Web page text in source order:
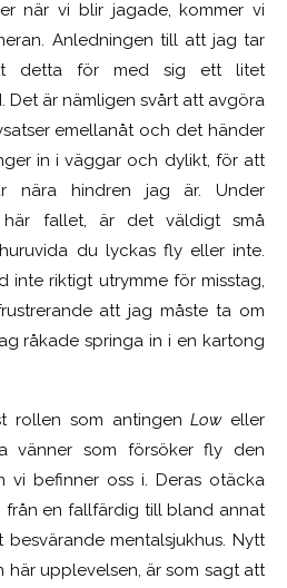
när vi blir jagade, kommer vi
Anledningen till att jag tar
detta för med sig ett litet
Det är nämligen svårt att avgöra
emellanåt och det händer
in i väggar och dylikt, för att
nära hindren jag är. Under
här fallet, är det väldigt små
du lyckas fly eller inte.
inte riktigt utrymme för misstag,
att jag måste ta om
råkade springa in i en kartong
rollen som antingenLow eller
vänner som försöker fly den
vi befinner oss i. Deras otäcka
från en fallfärdig till bland annat
mentalsjukhus. Nytt
här upplevelsen, är som sagt att